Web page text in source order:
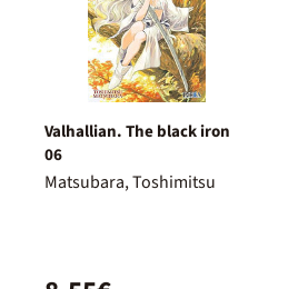
Valhallian. The black iron
06
Matsubara, Toshimitsu